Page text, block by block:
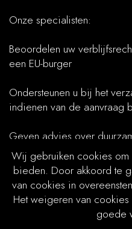
Onze specialisten:
Beoordelen uw
een EU-burger
Ondersteunen u bij het
indienen van de aanvraag
Geven advies over
voorwaarden als werk
zelfstandigheid
Staan u bij in bezwaar en
afwijzing of vertraging
Wij gebruiken cookies
bieden. Door akkoord te
van cookies in
Het weigeren van
goede